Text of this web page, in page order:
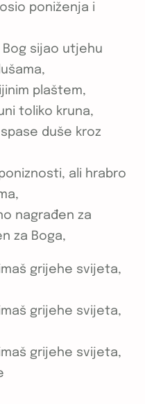
poniženja i
Bog sijao utjehu
plaštem,
toliko kruna,
duše kroz
ali hrabro
nagrađen za
za Boga,
grijehe svijeta,
grijehe svijeta,
grijehe svijeta,